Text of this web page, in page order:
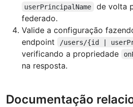
userPrincipalName
de volta
federado.
Valide a configuração
endpoint
/users/{id |
verificando a propriedade
na resposta.
Documentação